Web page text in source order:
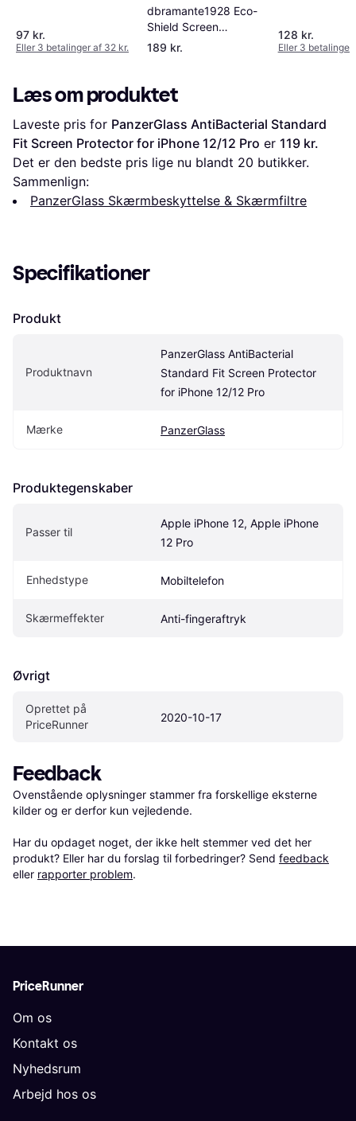
97 kr.
Eller 3 betalinger af 32 kr.
dbramante1928 Eco-
Shield Screen
Protector for iPhone
189 kr.
128 kr.
Eller 3 betalinger
Læs om produktet
Laveste pris for PanzerGlass AntiBacterial Standard
Fit Screen Protector for iPhone 12/12 Pro er 119 kr.
Det er den bedste pris lige nu blandt 20 butikker.
Sammenlign:
PanzerGlass Skærmbeskyttelse & Skærmfiltre
Specifikationer
Produkt
Produktnavn
PanzerGlass AntiBacterial
Standard Fit Screen Protector
for iPhone 12/12 Pro
Mærke PanzerGlass
Produktegenskaber
Passer til
Apple iPhone 12, Apple iPhone
12 Pro
Enhedstype Mobiltelefon
Skærmeffekter Anti-fingeraftryk
Øvrigt
Oprettet på
PriceRunner
2020-10-17
Feedback
Ovenstående oplysninger stammer fra forskellige eksterne
kilder og er derfor kun vejledende.
Har du opdaget noget, der ikke helt stemmer ved det her
produkt? Eller har du forslag til forbedringer? Send feedback
eller rapporter problem.
PriceRunner
Om os
Kontakt os
Nyhedsrum
Arbejd hos os